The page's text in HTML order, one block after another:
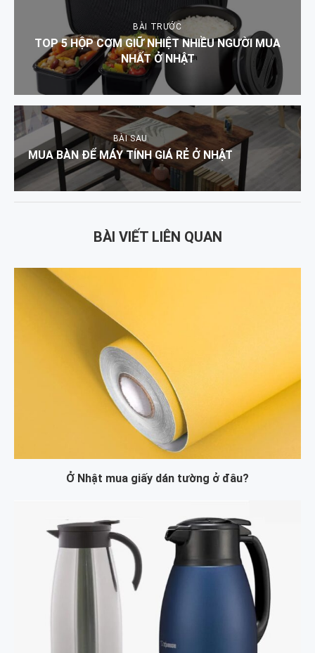
BÀI TRƯỚC
TOP 5 HỘP CƠM GIỮ NHIỆT NHIỀU NGƯỜI MUA
NHẤT Ở NHẬT
BÀI SAU
MUA BÀN ĐỂ MÁY TÍNH GIÁ RẺ Ở NHẬT
BÀI VIẾT LIÊN QUAN
Ở Nhật mua giấy dán tường ở đâu?